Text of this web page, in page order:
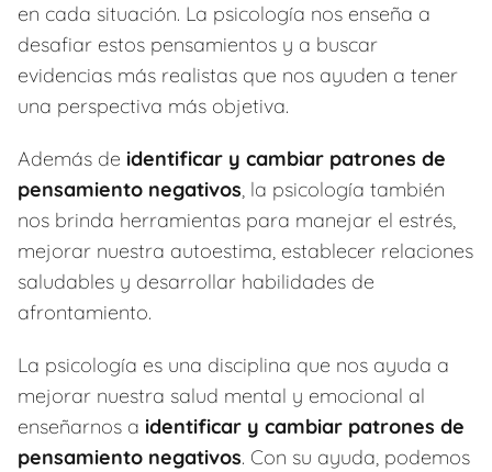
en cada situación. La psicología nos enseña a
desafiar estos pensamientos y a buscar
evidencias más realistas que nos ayuden a tener
una perspectiva más objetiva.
Además de identificar y cambiar patrones de
pensamiento negativos, la psicología también
nos brinda herramientas para manejar el estrés,
mejorar nuestra autoestima, establecer relaciones
saludables y desarrollar habilidades de
afrontamiento.
La psicología es una disciplina que nos ayuda a
mejorar nuestra salud mental y emocional al
enseñarnos a identificar y cambiar patrones de
pensamiento negativos. Con su ayuda, podemos